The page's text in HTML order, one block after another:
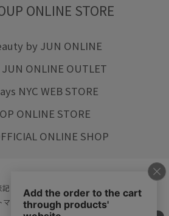
ONLINE STORE
by JUN ONLINE
ONLINE OUTLET
NYC WEB STORE
ONLINE STORE
ONLINE SHOP
記 プライバシーポリシー
会社概要
マップ リクルート ご利用ガイド